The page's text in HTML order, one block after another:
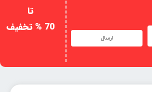
ارسال
تا
70 % تخفیف